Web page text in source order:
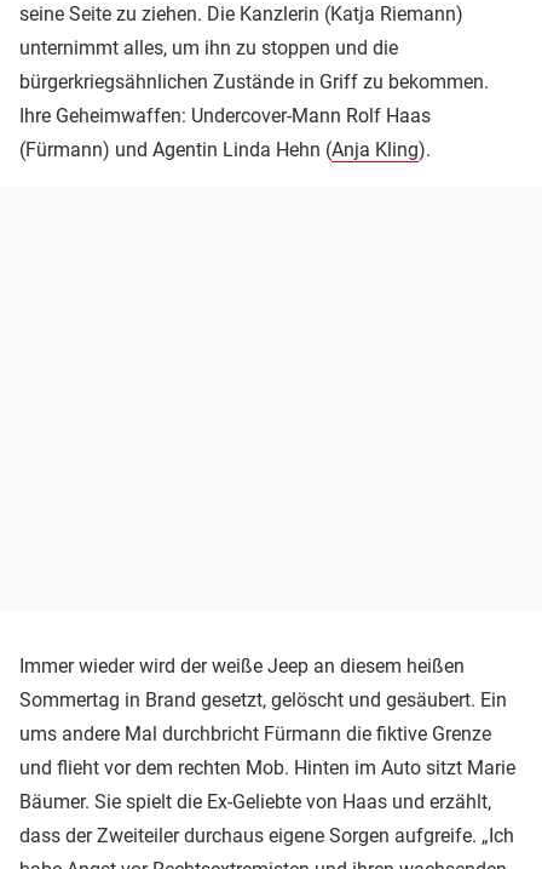
seine Seite zu ziehen. Die Kanzlerin (Katja Riemann)
unternimmt alles, um ihn zu stoppen und die
bürgerkriegsähnlichen Zustände in Griff zu bekommen.
Ihre Geheimwaffen: Undercover-Mann Rolf Haas
(Fürmann) und Agentin Linda Hehn (Anja Kling).
Immer wieder wird der weiße Jeep an diesem heißen
Sommertag in Brand gesetzt, gelöscht und gesäubert. Ein
ums andere Mal durchbricht Fürmann die fiktive Grenze
und flieht vor dem rechten Mob. Hinten im Auto sitzt Marie
Bäumer. Sie spielt die Ex-Geliebte von Haas und erzählt,
dass der Zweiteiler durchaus eigene Sorgen aufgreife. „Ich